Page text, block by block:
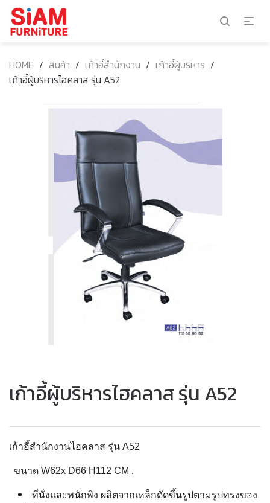
HOME / สินค้า / เก้าอี้สำนักงาน / เก้าอี้ผู้บริหาร /
เก้าอี้ผู้บริหารไฮคลาส รุ่น A52
เก้าอี้ผู้บริหารไฮคลาส รุ่น A52
เก้าอี้สำนักงานไฮคลาส รุ่น A52
ขนาด W62x D66 H112 CM .
ที่นั่งและพนักพิง ผลิตจากเหล็กดัดขึ้นรูปตามรูปทรงของ